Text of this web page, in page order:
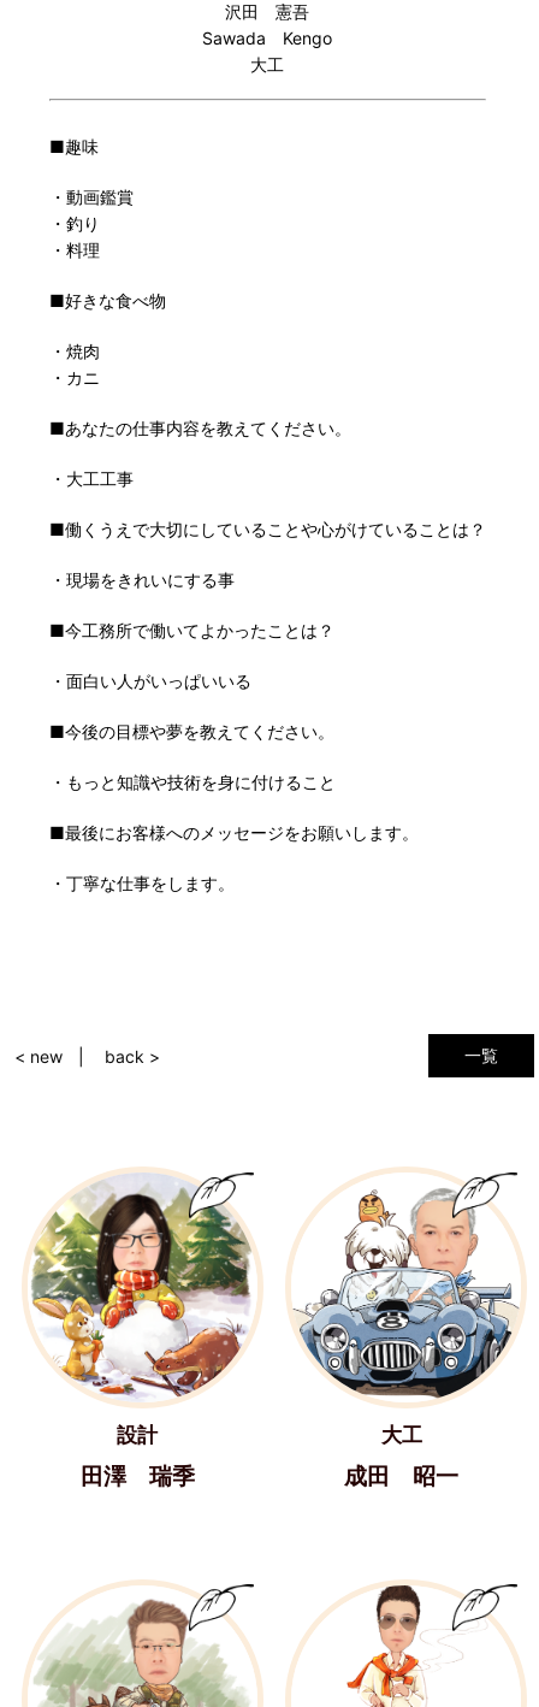
沢田 憲吾
Sawada Kengo
大工
■趣味
・動画鑑賞
・釣り
・料理
■好きな食べ物
・焼肉
・カニ
■あなたの仕事内容を教えてください。
・大工工事
■働くうえで大切にしていることや心がけていることは？
・現場をきれいにする事
■今工務所で働いてよかったことは？
・面白い人がいっぱいいる
■今後の目標や夢を教えてください。
・もっと知識や技術を身に付けること
■最後にお客様へのメッセージをお願いします。
・丁寧な仕事をします。
一覧
< new back >
設計
田澤 瑞季
大工
成田 昭一